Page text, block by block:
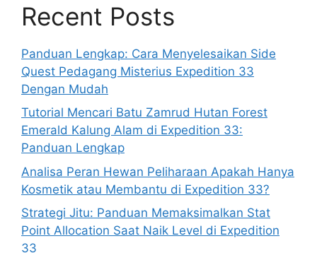
Recent Posts
Panduan Lengkap: Cara Menyelesaikan Side
Quest Pedagang Misterius Expedition 33
Dengan Mudah
Tutorial Mencari Batu Zamrud Hutan Forest
Emerald Kalung Alam di Expedition 33:
Panduan Lengkap
Analisa Peran Hewan Peliharaan Apakah Hanya
Kosmetik atau Membantu di Expedition 33?
Strategi Jitu: Panduan Memaksimalkan Stat
Point Allocation Saat Naik Level di Expedition
33